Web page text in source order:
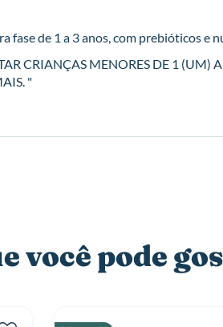
fase de 1 a 3 anos, com prebióticos
CRIANÇAS MENORES DE 1
"
você pode